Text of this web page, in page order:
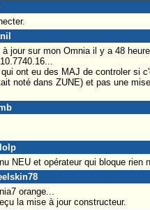
jour sur mon Omnia il y a 48
ont eu des MAJ de controler si
noté dans ZUNE) et pas une
NEU et opérateur qui bloque rien
orange...
la mise à jour constructeur.